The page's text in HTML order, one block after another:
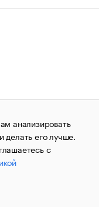
авторских прав
Сообщения
«РБК»
по надзору в сфере
за номером ИА
«РБК». Отдельные
анализировать
делать его лучше.
с